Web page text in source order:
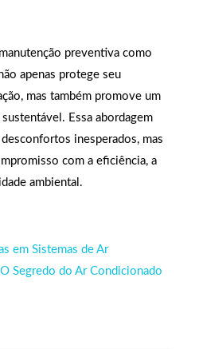
preventiva como
apenas protege seu
mas também promove um
Essa abordagem
inesperados, mas
com a eficiência, a
ambiental.
em Sistemas de Ar
Segredo do Ar Condicionado